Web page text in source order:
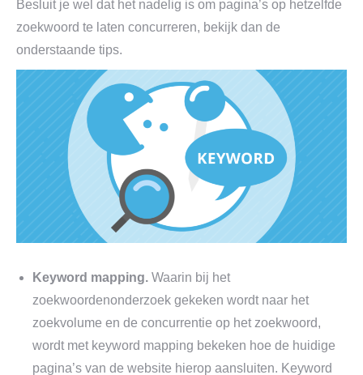
Besluit je wel dat het nadelig is om pagina’s op hetzelfde
zoekwoord te laten concurreren, bekijk dan de
onderstaande tips.
Keyword mapping. Waarin bij het
zoekwoordenonderzoek gekeken wordt naar het
zoekvolume en de concurrentie op het zoekwoord,
wordt met keyword mapping bekeken hoe de huidige
pagina’s van de website hierop aansluiten. Keyword